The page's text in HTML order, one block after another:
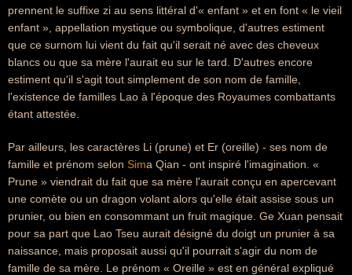
prennent le suffixe zi au sens littéral d'« enfant » et en font « le vieil
enfant », appellation mystique ou symbolique, d'autres estiment
que ce surnom lui vient du fait qu'il serait né avec des cheveux
blancs ou que sa mère l'aurait eu sur le tard. D'autres encore
estiment qu'il s'agit tout simplement de son nom de famille,
l'existence de familles Lao à l'époque des Royaumes combattants
étant attestée.
Par ailleurs, les caractères Li (prune) et Er (oreille) - ses nom de
famille et prénom selon Sima Qian - ont inspiré l'imagination. «
Prune » viendrait du fait que sa mère l'aurait conçu en apercevant
une comète ou un dragon volant alors qu'elle était assise sous un
prunier, ou bien en consommant un fruit magique. Ge Xuan pensait
pour sa part que Lao Tseu aurait désigné du doigt un prunier à sa
naissance, mais proposait aussi qu'il pourrait s'agir du nom de
famille de sa mère. Le prénom « Oreille » est en général expliqué